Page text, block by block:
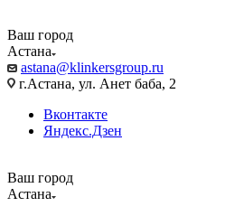
Ваш город
Астана
astana@klinkersgroup.ru
г.Астана, ул. Анет баба, 2
Вконтакте
Яндекс.Дзен
Ваш город
Астана